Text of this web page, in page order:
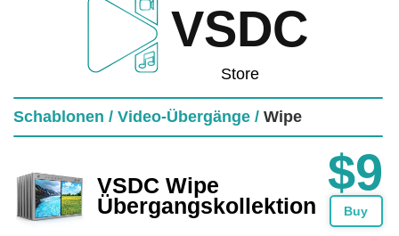
VSDC
Store
Schablonen / Video-Übergänge / Wipe
VSDC Wipe
Übergangskollektion
$9
Buy